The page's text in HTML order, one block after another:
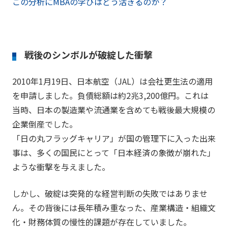
戦後のシンボルが破綻した衝撃
2010年1月19日、日本航空（JAL）は会社更生法の適用
を申請しました。負債総額は約2兆3,200億円。これは
当時、日本の製造業や流通業を含めても戦後最大規模の
企業倒産でした。
「日の丸フラッグキャリア」が国の管理下に入った出来
事は、多くの国民にとって「日本経済の象徴が崩れた」
ような衝撃を与えました。
しかし、破綻は突発的な経営判断の失敗ではありませ
ん。その背後には長年積み重なった、産業構造・組織文
化・財務体質の慢性的課題が存在していました。